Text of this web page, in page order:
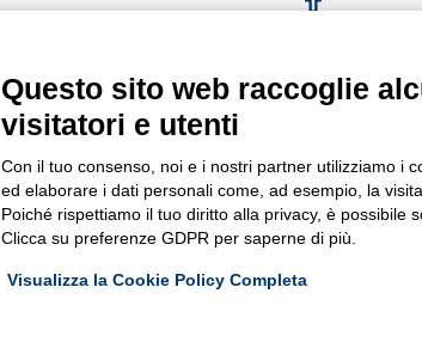
Via Frattina, 3 – 35011 CAMPODARSEGO (PD)
Tel +39.049.9200196 | Fax +39.049.5564050 |
C.F. – P.Iva e Reg. Imp. PD 02322290285 |
Cap. Soc. € 100.000,00 i.v.
Questo sito web raccoglie
visitatori e utenti
Con il tuo consenso, noi e i nostri partner utilizziamo i
ed elaborare i dati personali come, ad esempio, la
Poiché rispettiamo il tuo diritto alla privacy, è possibile
Clicca su preferenze GDPR per saperne di più.
Visualizza la Cookie Policy Completa